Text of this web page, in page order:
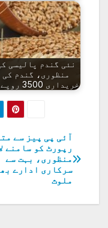
نئی گندم پالیسی
منظوری، گندم کی
خریداری 3500 روپے…
پوسٹوں
کی
نیویگیشن
آئی پی پیز سے
رپورٹ کو سامنے
منظوری، بہت سے
سرکاری ادارے
ملوث